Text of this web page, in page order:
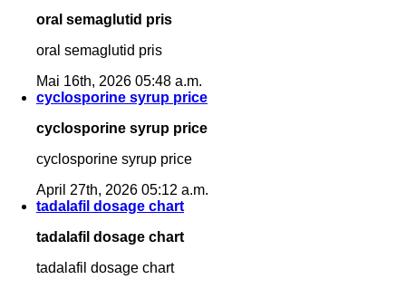
oral semaglutid pris
oral semaglutid pris
Mai 16th, 2026 05:48 a.m.
cyclosporine syrup price
cyclosporine syrup price
cyclosporine syrup price
April 27th, 2026 05:12 a.m.
tadalafil dosage chart
tadalafil dosage chart
tadalafil dosage chart